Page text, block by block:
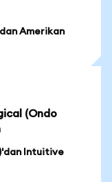
Amerikan
(Ondo
Intuitive